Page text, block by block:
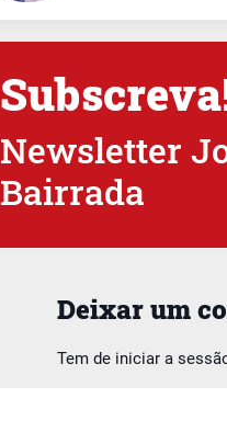
Deixar um
Tem de iniciar a
Newsletter
Bairrada